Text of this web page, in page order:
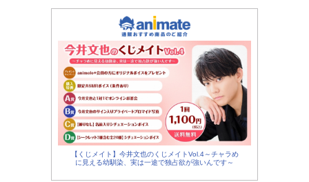
【くじメイト】今井文也のくじメイトVol.4～チャラめ
に見える幼馴染、実は一途で独占欲が強いんです～